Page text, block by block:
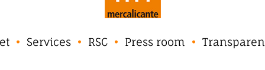
Services RSC Press room